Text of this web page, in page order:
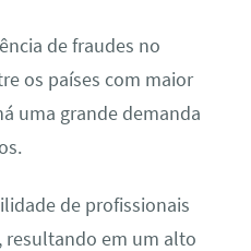
de fraudes no
os países com maior
uma grande demanda
de profissionais
resultando em um alto